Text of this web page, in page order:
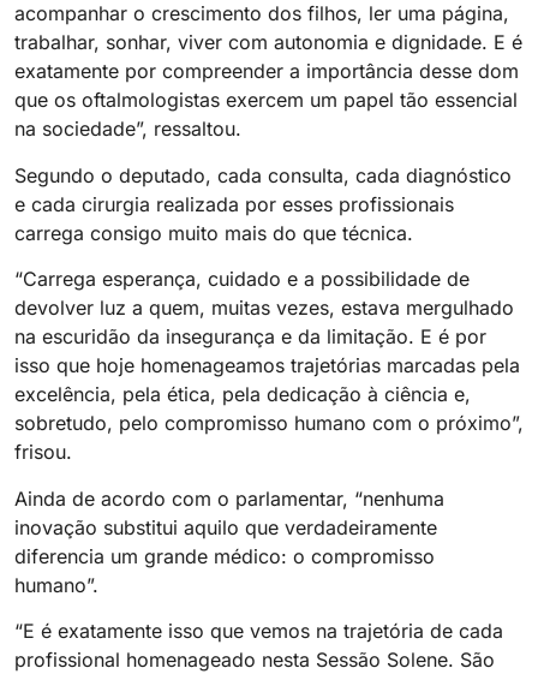
acompanhar o crescimento dos filhos, ler uma página,
trabalhar, sonhar, viver com autonomia e dignidade. E é
exatamente por compreender a importância desse dom
que os oftalmologistas exercem um papel tão essencial
na sociedade”, ressaltou.
Segundo o deputado, cada consulta, cada diagnóstico
e cada cirurgia realizada por esses profissionais
carrega consigo muito mais do que técnica.
“Carrega esperança, cuidado e a possibilidade de
devolver luz a quem, muitas vezes, estava mergulhado
na escuridão da insegurança e da limitação. E é por
isso que hoje homenageamos trajetórias marcadas pela
excelência, pela ética, pela dedicação à ciência e,
sobretudo, pelo compromisso humano com o próximo”,
frisou.
Ainda de acordo com o parlamentar, “nenhuma
inovação substitui aquilo que verdadeiramente
diferencia um grande médico: o compromisso
humano”.
“E é exatamente isso que vemos na trajetória de cada
profissional homenageado nesta Sessão Solene. São